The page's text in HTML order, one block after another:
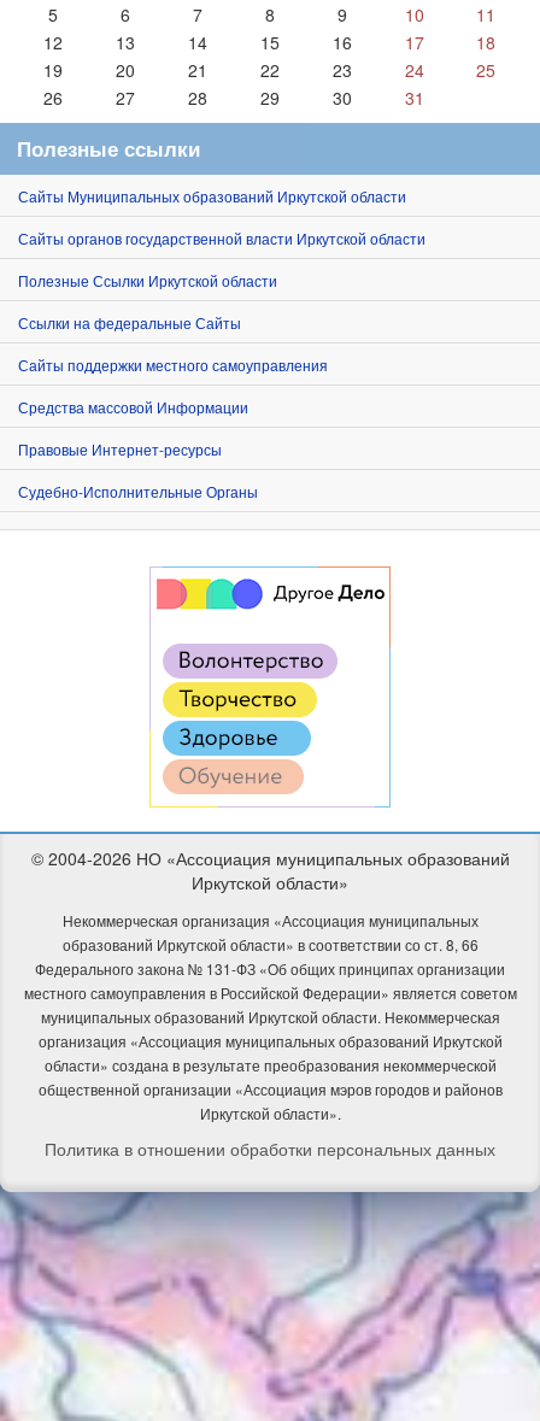
5
6 7 8 9 10
11
12
13 14 15 16 17
18
19
20 21 22 23 24
25
26
27 28 29 30 31
Полезные ссылки
Сайты Муниципальных образований Иркутской области
Сайты органов государственной власти Иркутской области
Полезные Ссылки Иркутской области
Ссылки на федеральные Сайты
Сайты поддержки местного самоуправления
Средства массовой Информации
Правовые Интернет-ресурсы
Судебно-Исполнительные Органы
© 2004-2026 НО «Ассоциация муниципальных образований
Иркутской области»
Некоммерческая организация «Ассоциация муниципальных
образований Иркутской области» в соответствии со ст. 8, 66
Федерального закона № 131-ФЗ «Об общих принципах организации
местного самоуправления в Российской Федерации» является советом
муниципальных образований Иркутской области. Некоммерческая
организация «Ассоциация муниципальных образований Иркутской
области» создана в результате преобразования некоммерческой
общественной организации «Ассоциация мэров городов и районов
Иркутской области».
Политика в отношении обработки персональных данных